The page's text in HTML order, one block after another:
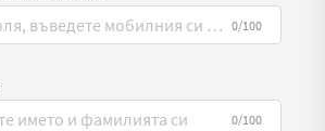
0/100
0/100